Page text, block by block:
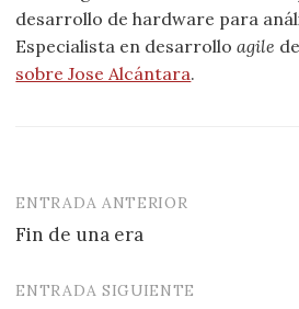
desarrollo de hardware para
Especialista en desarrolloagile
sobre Jose Alcántara.
Navegación
de
entradas
ENTRADA ANTERIOR
Fin de una era
ENTRADA SIGUIENTE